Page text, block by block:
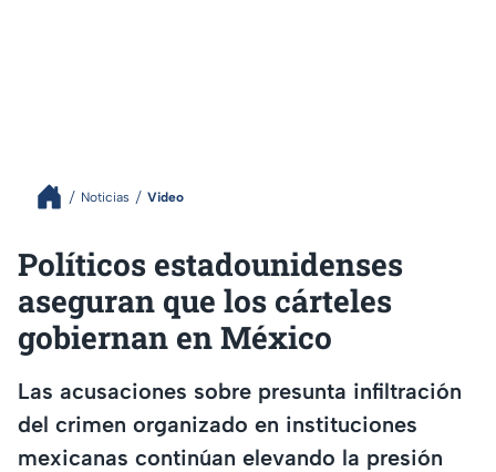
Noticias Video
Políticos estadounidenses
aseguran que los cárteles
gobiernan en México
Las acusaciones sobre presunta infiltración
del crimen organizado en instituciones
mexicanas continúan elevando la presión